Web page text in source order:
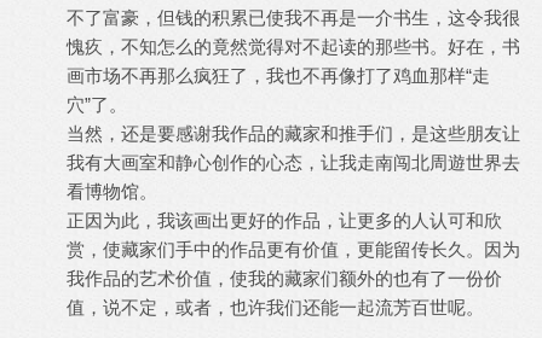
不了富豪，但钱的积累已使我不再是一介书生，这令我很
愧疚，不知怎么的竟然觉得对不起读的那些书。好在，书
画市场不再那么疯狂了，我也不再像打了鸡血那样“走
穴”了。
当然，还是要感谢我作品的藏家和推手们，是这些朋友让
我有大画室和静心创作的心态，让我走南闯北周遊世界去
看博物馆。
正因为此，我该画出更好的作品，让更多的人认可和欣
赏，使藏家们手中的作品更有价值，更能留传长久。因为
我作品的艺术价值，使我的藏家们额外的也有了一份价
值，说不定，或者，也许我们还能一起流芳百世呢。